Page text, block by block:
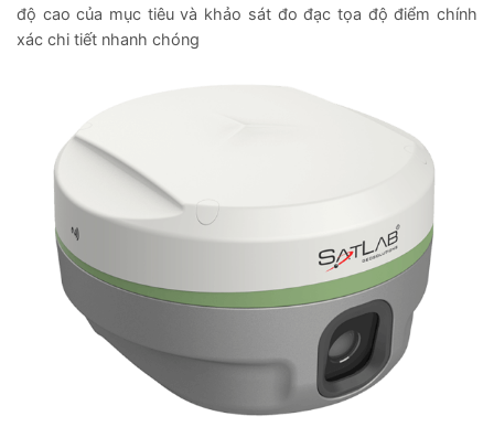
độ cao của mục tiêu và khảo sát đo đạc tọa độ điểm chính
xác chi tiết nhanh chóng